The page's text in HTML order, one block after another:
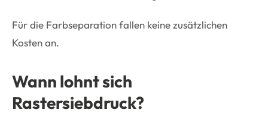
Für die Farbseparation fallen keine zusätzlichen
Kosten an.
Wann lohnt sich
Rastersiebdruck?